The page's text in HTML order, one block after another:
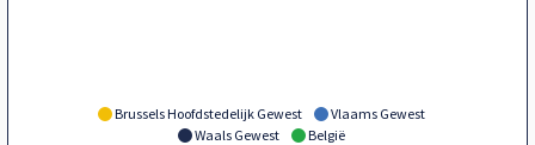
Brussels Hoofdstedelijk Gewest
Vlaams Gewest
Waals Gewest
België